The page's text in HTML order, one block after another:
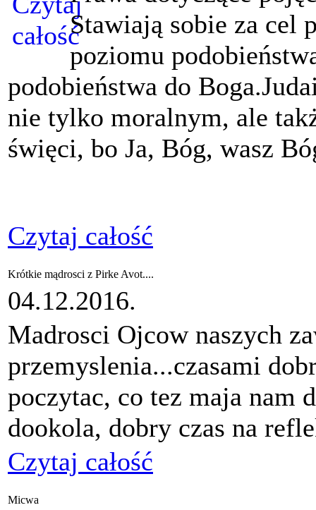
Stawiają sobie za cel
poziomu
podobieństwa do Boga.
nie tylko moralnym, ale
święci, bo Ja, Bóg, wasz
Czytaj całość
Krótkie mądrosci z Pirke Avot....
04.12.2016.
Madrosci Ojcow naszych
przemyslenia...czasami
poczytac, co tez maja nam
dookola, dobry czas na
Czytaj całość
Micwa